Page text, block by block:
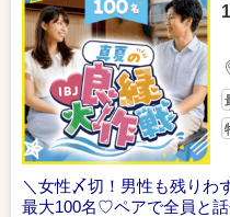
＼女性〆切！男性も残りわ
最大100名♡ペアで全員と話